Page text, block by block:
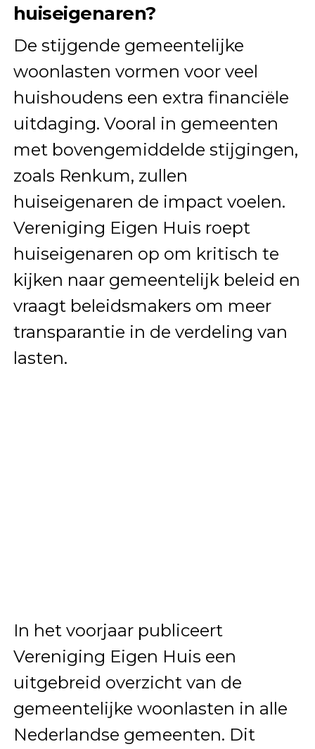
huiseigenaren?
De stijgende gemeentelijke
woonlasten vormen voor veel
huishoudens een extra financiële
uitdaging. Vooral in gemeenten
met bovengemiddelde stijgingen,
zoals Renkum, zullen
huiseigenaren de impact voelen.
Vereniging Eigen Huis roept
huiseigenaren op om kritisch te
kijken naar gemeentelijk beleid en
vraagt beleidsmakers om meer
transparantie in de verdeling van
lasten.
In het voorjaar publiceert
Vereniging Eigen Huis een
uitgebreid overzicht van de
gemeentelijke woonlasten in alle
Nederlandse gemeenten. Dit